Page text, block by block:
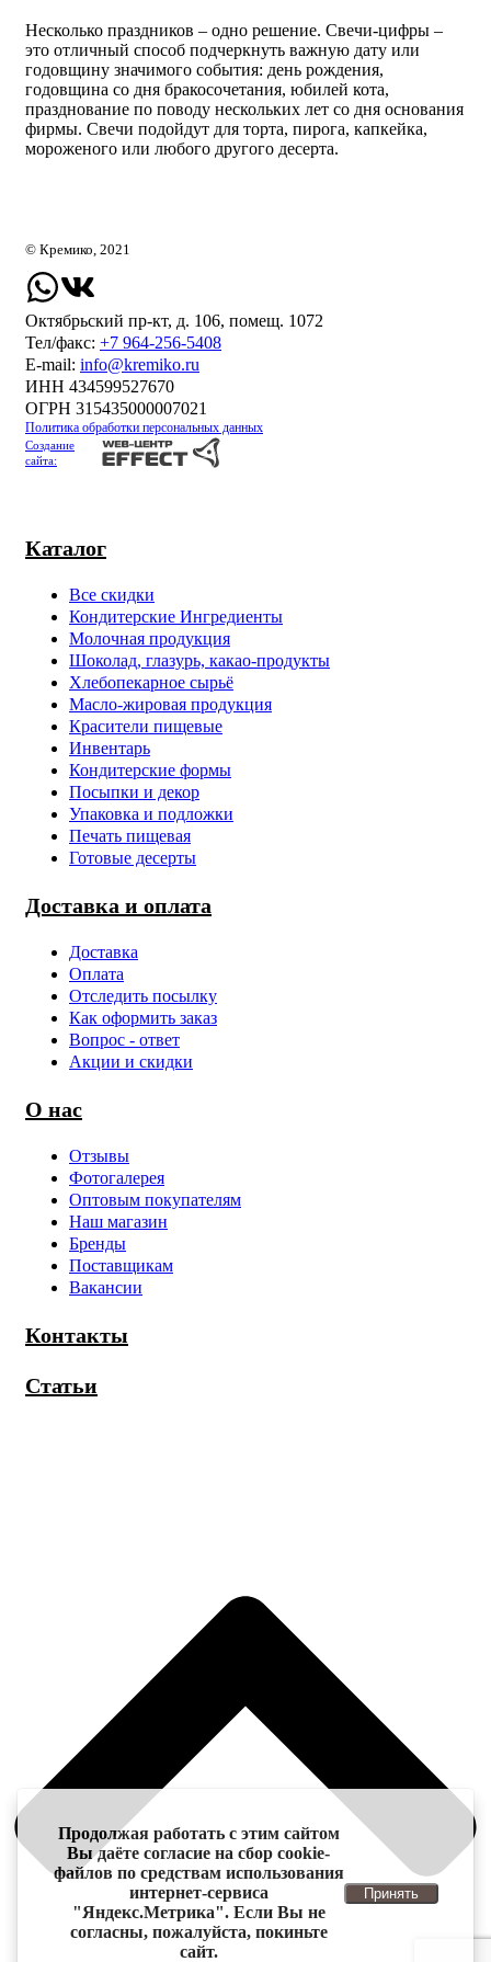
Несколько праздников – одно решение. Свечи-цифры –
это отличный способ подчеркнуть важную дату или
годовщину значимого события: день рождения,
годовщина со дня бракосочетания, юбилей кота,
празднование по поводу нескольких лет со дня основания
фирмы. Свечи подойдут для торта, пирога, капкейка,
мороженого или любого другого десерта.
Каталог
Все скидки
Кондитерские Ингредиенты
Молочная продукция
Шоколад, глазурь, какао-продукты
Хлебопекарное сырьё
Масло-жировая продукция
Красители пищевые
Инвентарь
Кондитерские формы
Посыпки и декор
Упаковка и подложки
Печать пищевая
Готовые десерты
Доставка и оплата
Доставка
Оплата
Отследить посылку
Как оформить заказ
Вопрос - ответ
Акции и скидки
О нас
Отзывы
Фотогалерея
Оптовым покупателям
Наш магазин
Бренды
Поставщикам
Вакансии
Контакты
Статьи
© Кремико, 2021
Октябрьский пр-кт, д. 106, помещ. 1072
Тел/факс: +7 964-256-5408
Е-mail: info@kremiko.ru
ИНН 434599527670
ОГРН 315435000007021
Политика обработки персональных данных
Создание
сайта:
Продолжая работать с этим сайтом
Вы даёте согласие на сбор cookie-
файлов по средствам использования
интернет-сервиса
"Яндекс.Метрика". Если Вы не
согласны, пожалуйста, покиньте
сайт.
Принять